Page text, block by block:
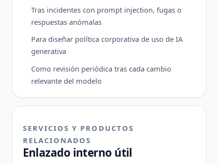
Tras incidentes con prompt injection, fugas o
respuestas anómalas
Para diseñar política corporativa de uso de IA
generativa
Como revisión periódica tras cada cambio
relevante del modelo
SERVICIOS Y PRODUCTOS
RELACIONADOS
Enlazado interno útil